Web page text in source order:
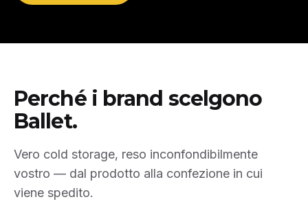
Perché i brand scelgono
Ballet.
Vero cold storage, reso inconfondibilmente
vostro — dal prodotto alla confezione in cui
viene spedito.